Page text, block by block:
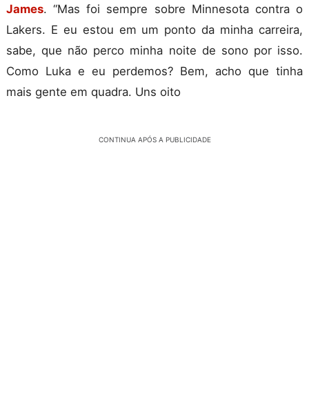
James. “Mas foi sempre sobre Minnesota contra o
Lakers. E eu estou em um ponto da minha carreira,
sabe, que não perco minha noite de sono por isso.
Como Luka e eu perdemos? Bem, acho que tinha
mais gente em quadra. Uns oito
CONTINUA APÓS A PUBLICIDADE